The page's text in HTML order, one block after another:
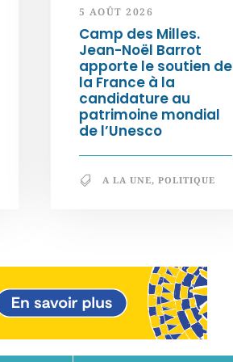
5 AOÛT 2026
Camp des Milles.
Jean-Noël Barrot
apporte le soutien de
la France à la
candidature au
patrimoine mondial
de l’Unesco
A LA UNE, POLITIQUE